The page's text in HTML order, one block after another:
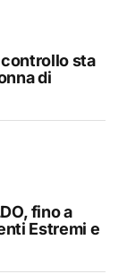
controllo sta
di
fino a
Estremi e